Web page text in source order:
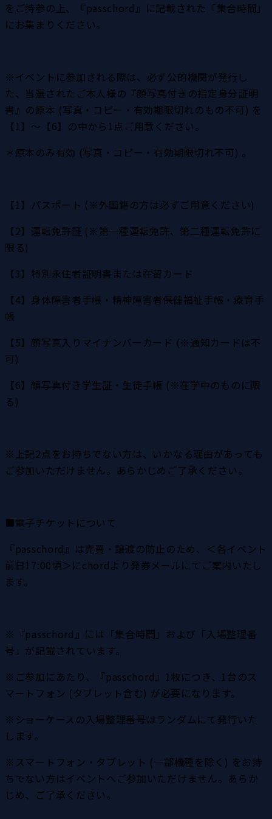
をご持参の上、『passchord』に記載された「集合時間」
にお集まりください。
※イベントに参加される際は、必ず公的機関が発行し
た、当選されたご本人様の『顔写真付きの指定身分証明
書』の原本 (写真・コピー・有効期限切れのもの不可) を
【1】～【6】の中から1点ご用意ください。
＊原本のみ有効 (写真・コピー・有効期限切れ不可) 。
【1】パスポート (※外国籍の方は必ずご用意ください)
【2】運転免許証 (※第一種運転免許、第二種運転免許に
限る)
【3】特別永住者証明書または在留カード
【4】身体障害者手帳・精神障害者保健福祉手帳・療育手
帳
【5】顔写真入りマイナンバーカード (※通知カードは不
可)
【6】顔写真付き学生証・生徒手帳 (※在学中のものに限
る)
※上記2点をお持ちでない方は、いかなる理由があっても
ご参加いただけません。あらかじめご了承ください。
■電子チケットについて
『passchord』は売買・譲渡の防止のため、＜各イベント
前日17:00頃＞にchordより発券メールにてご案内いたし
ます。
※『passchord』には「集合時間」および「入場整理番
号」が記載されています。
※ご参加にあたり、『passchord』1枚につき、1台のス
マートフォン (タブレット含む) が必要になります。
※ショーケースの入場整理番号はランダムにて発行いた
します。
※スマートフォン・タブレット (一部機種を除く) をお持
ちでない方はイベントへご参加いただけません。あらか
じめ、ご了承ください。